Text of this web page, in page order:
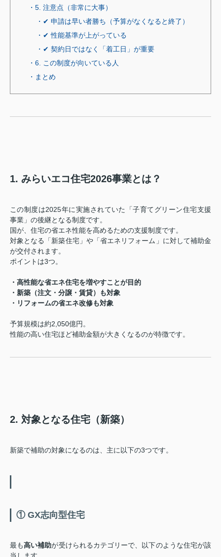
・5. 注意点（非常に大事）
・✔ 申請は早い者勝ち（予算がなくなると終了）
・✔ 性能基準が上がっている
・✔ 契約日ではなく「着工日」が重要
・6. この制度が向いている人
・まとめ
1. みらいエコ住宅2026事業とは？
この制度は2025年に実施されていた「子育てグリーン住宅支援
事業」の後継となる制度です。
国が、住宅の省エネ性能を高めるための支援制度です。
対象となる「新築住宅」や「省エネリフォーム」に対して補助金
が交付されます。
ポイントは3つ。
・高性能な省エネ住宅を増やすことが目的
・新築（注文・分譲・賃貸）も対象
・リフォームの省エネ改修も対象
予算規模は約2,050億円。
性能の高い住宅ほど補助金額が大きくなるのが特徴です。
2. 対象となる住宅（新築）
新築で補助の対象になるのは、主に以下の3つです。
① GX志向型住宅
最も高い補助が受けられるカテゴリーで、以下のような住宅が該